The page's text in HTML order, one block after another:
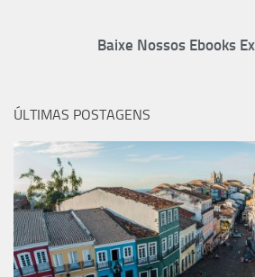
Baixe Nossos Ebooks
ÚLTIMAS POSTAGENS